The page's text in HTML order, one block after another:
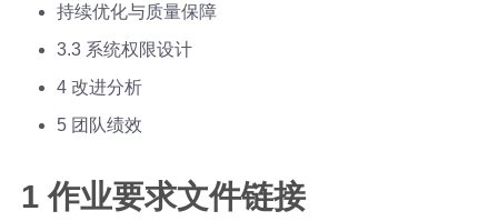
持续优化与质量保障
3.3 系统权限设计
4 改进分析
5 团队绩效
1 作业要求文件链接